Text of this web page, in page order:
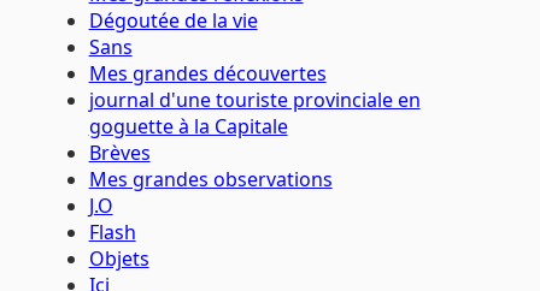
Dégoutée de la vie
Sans
Mes grandes découvertes
journal d'une touriste provinciale en
goguette à la Capitale
Brèves
Mes grandes observations
J.O
Flash
Objets
Ici